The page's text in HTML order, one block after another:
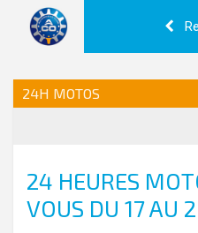
24H MOTOS
24 HEURES
VOUS DU 17 AU